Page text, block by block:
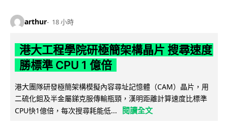
arthur 18 小時
港大工程學院研極簡架構晶片 搜尋速度
勝標準 CPU 1 億倍
港大團隊研發極簡架構模擬內容尋址記憶體（CAM）晶片，用
二硫化鉬及半金屬銻克服傳輸瓶頸，漢明距離計算速度比標準
CPU快1億倍，每次搜尋耗能低...
閱讀全文